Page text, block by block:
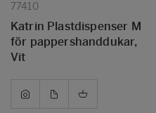
77410
Katrin Plastdispenser M
för pappershanddukar,
Vit